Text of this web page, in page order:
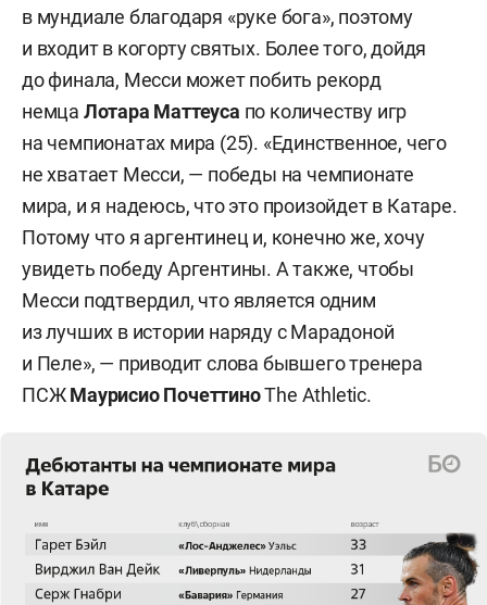
в мундиале благодаря «руке бога», поэтому
и входит в когорту святых. Более того, дойдя
до финала, Месси может побить рекорд
немца Лотара Маттеуса по количеству игр
на чемпионатах мира (25). «Единственное, чего
не хватает Месси, — победы на чемпионате
мира, и я надеюсь, что это произойдет в Катаре.
Потому что я аргентинец и, конечно же, хочу
увидеть победу Аргентины. А также, чтобы
Месси подтвердил, что является одним
из лучших в истории наряду с Марадоной
и Пеле», — приводит слова бывшего тренера
ПСЖМаурисио ПочеттиноThe Athletic.